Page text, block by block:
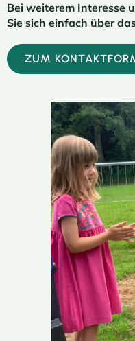
Bei weiterem Interesse
Sie sich einfach über
ZUM